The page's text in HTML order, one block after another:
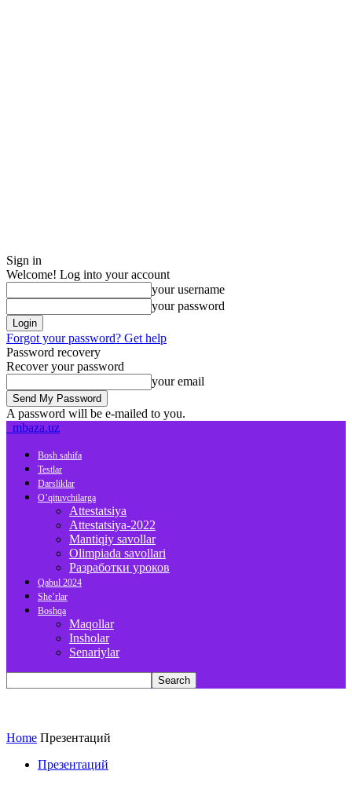
Sign in
Welcome! Log into your account
your username
your password
Forgot your password? Get help
Password recovery
Recover your password
your email
A password will be e-mailed to you.
mbaza.uz
Bosh sahifa
Testlar
Darsliklar
O’qituvchilarga
Attestatsiya
Attestatsiya-2022
Mantiqiy savollar
Olimpiada savollari
Разработки уроков
Qabul 2024
She’rlar
Boshqa
Maqollar
Insholar
Senariylar
Home Презентаций
Презентаций